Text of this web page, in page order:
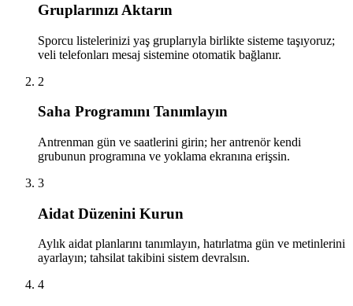
Gruplarınızı Aktarın
Sporcu listelerinizi yaş gruplarıyla birlikte sisteme taşıyoruz;
veli telefonları mesaj sistemine otomatik bağlanır.
2
Saha Programını Tanımlayın
Antrenman gün ve saatlerini girin; her antrenör kendi
grubunun programına ve yoklama ekranına erişsin.
3
Aidat Düzenini Kurun
Aylık aidat planlarını tanımlayın, hatırlatma gün ve metinlerini
ayarlayın; tahsilat takibini sistem devralsın.
4